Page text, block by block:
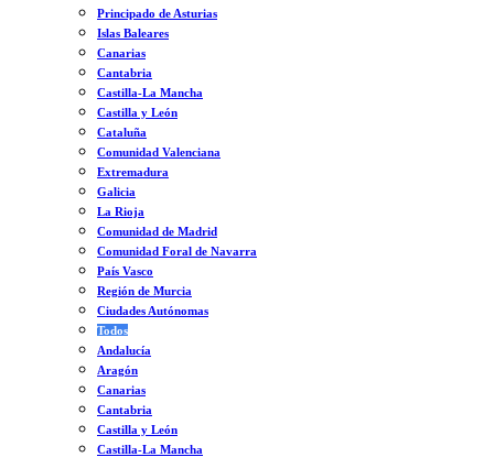
Principado de Asturias
Islas Baleares
Canarias
Cantabria
Castilla-La Mancha
Castilla y León
Cataluña
Comunidad Valenciana
Extremadura
Galicia
La Rioja
Comunidad de Madrid
Comunidad Foral de Navarra
País Vasco
Región de Murcia
Ciudades Autónomas
Todos
Andalucía
Aragón
Canarias
Cantabria
Castilla y León
Castilla-La Mancha